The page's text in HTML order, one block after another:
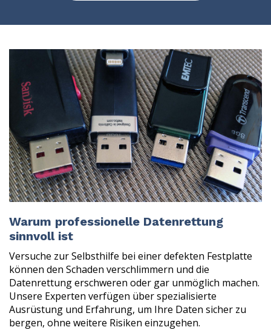
Warum professionelle Datenrettung
sinnvoll ist
Versuche zur Selbsthilfe bei einer defekten Festplatte
können den Schaden verschlimmern und die
Datenrettung erschweren oder gar unmöglich machen.
Unsere Experten verfügen über spezialisierte
Ausrüstung und Erfahrung, um Ihre Daten sicher zu
bergen, ohne weitere Risiken einzugehen.